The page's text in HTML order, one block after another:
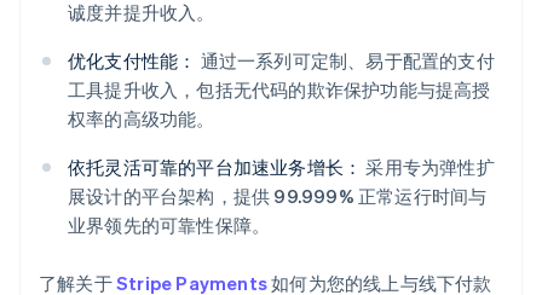
诚度并提升收入。
优化支付性能： 通过一系列可定制、易于配置的支付
工具提升收入，包括无代码的欺诈保护功能与提高授
权率的高级功能。
依托灵活可靠的平台加速业务增长： 采用专为弹性扩
展设计的平台架构，提供 99.999% 正常运行时间与
业界领先的可靠性保障。
了解关于Stripe Payments如何为您的线上与线下付款
阿联酋
爱尔兰
English
爱沙尼亚
English
奥地利
DeutschEnglish
澳大利亚
English
PortuguêsEnglish